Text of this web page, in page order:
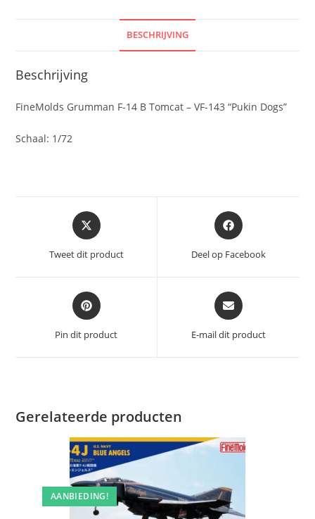
BESCHRIJVING
Beschrijving
FineMolds Grumman F-14 B Tomcat – VF-143 “Pukin Dogs”
Schaal: 1/72
Opent
in
nieuw
Tweet dit product
Opent
in
nieuw
Deel op Facebook
Opent
in
nieuw
Pin dit product
Opent
in
nieuw
E-mail dit product
Gerelateerde producten
AANBIEDING!